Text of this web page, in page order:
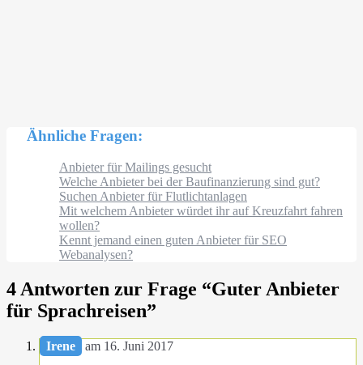
Ähnliche Fragen:
Anbieter für Mailings gesucht
Welche Anbieter bei der Baufinanzierung sind gut?
Suchen Anbieter für Flutlichtanlagen
Mit welchem Anbieter würdet ihr auf Kreuzfahrt fahren
wollen?
Kennt jemand einen guten Anbieter für SEO
Webanalysen?
4 Antworten zur Frage “Guter Anbieter
für Sprachreisen”
Irene
am 16. Juni 2017